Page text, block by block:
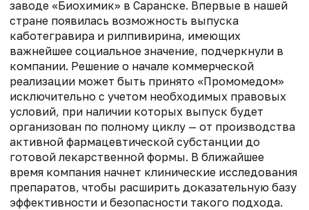
заводе «Биохимик» в Саранске. Впервые в нашей
стране появилась возможность выпуска
каботегравира и рилпивирина, имеющих
важнейшее социальное значение, подчеркнули в
компании. Решение о начале коммерческой
реализации может быть принято «Промомедом»
исключительно с учетом необходимых правовых
условий, при наличии которых выпуск будет
организован по полному циклу — от производства
активной фармацевтической субстанции до
готовой лекарственной формы. В ближайшее
время компания начнет клинические исследования
препаратов, чтобы расширить доказательную базу
эффективности и безопасности такого подхода.